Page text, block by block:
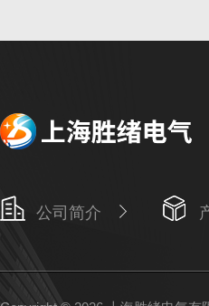
公司简介